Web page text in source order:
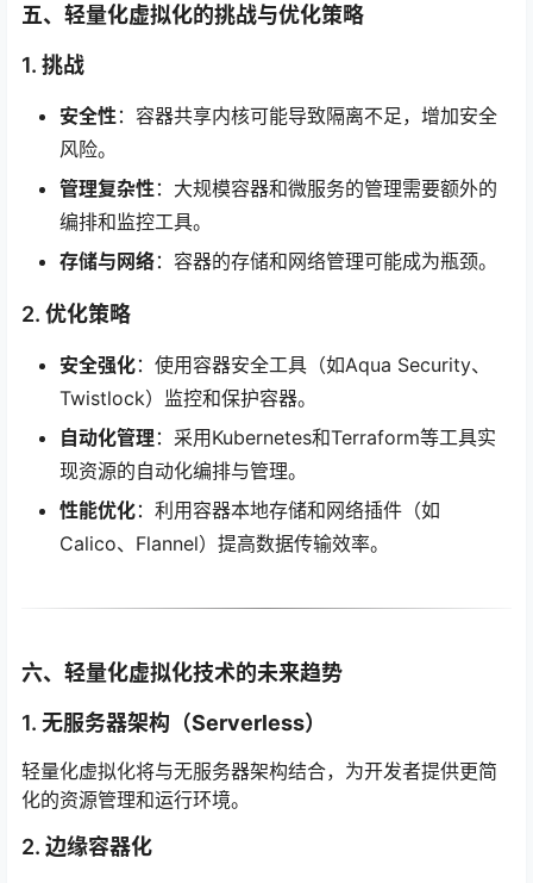
五、轻量化虚拟化的挑战与优化策略
1. 挑战
安全性 ：容器共享内核可能导致隔离不足，增加安全
风险。
管理复杂性 ：大规模容器和微服务的管理需要额外的
编排和监控工具。
存储与网络：容器的存储和网络管理可能成为瓶颈。
2. 优化策略
安全强化：使用容器安全工具（如Aqua Security、
Twistlock）监控和保护容器。
自动化管理 ：采用Kubernetes和Terraform等工具实
现资源的自动化编排与管理。
性能优化：利用容器本地存储和网络插件（如
Calico、Flannel）提高数据传输效率。
六、轻量化虚拟化技术的未来趋势
1. 无服务器架构（Serverless）
轻量化虚拟化将与无服务器架构结合，为开发者提供更简
化的资源管理和运行环境。
2. 边缘容器化